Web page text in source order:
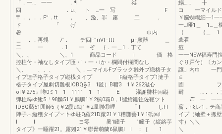
「．一… 一一 ．¶「 ㌶
四 ．u、 ト …一 写 F
〒．，．．F”．tt ， 、濫、罪 霧 二 ，
ド 「 げ
暑 ． 巾内
＿ ．．再甥 7’． ヂ四F”nVt−ttt μF窯器 ＿
二 一 ．1 一 ぞ ｛．一＿1．丁て
＼、、 ＼、1 商品コード i 価 格
控柱付・袖なしタイプ匝・i・一・iか・欄間付欄問なし
＼、 、、、 ＼．︷マイルFブラック雛外プ織格子タ
イプ連子格子タィブ縦桟タイプ F縦格子タイプ1漣子
格子タイプ屋劇切難根lOBQ§3 1匿）B囎3 1￥262滋心
ol￥275』噂0ミ1 1 1111 1 1 E 灌謝雛柱㈲縦
弾柱粋ゆ鰍5「98麟51￥鵬鵬1￥2楓0覇0，1縫鮒雛往佐鞭ツト
lDBQ藝51囲師5｛￥2霞a鋤1￥z量聯⑪哩 「lll しFl
陣子︵縦穫タイプ︶卜ゆ駐Q羅21D蹴21￥1糟灘藝1￥1砥㈱l
l l ヨ零 暑1瞳子 1瞳子（縦絡芋
タイプ》一睡躍21。露矧21￥聯脅萌蘭6鼠鵬l l ；［ 1
鰯…… 十 き
コ 一マイ
￥脳蜘糊細一1
一…唖1＿ 1…＿
｛ ｛＿ 1
葺看
一一NEW福寿門
ぐり戸付）〔カ
譲」内巾 一門
∈
圃
耐 …．．．⊇一
＿＿ご．一
薪．rlξレ1．
イプ（紬壁＋搬
寸）＼＼
＼